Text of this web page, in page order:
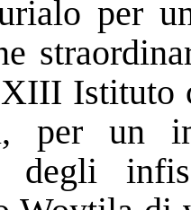
per
Istituto
per un
degli